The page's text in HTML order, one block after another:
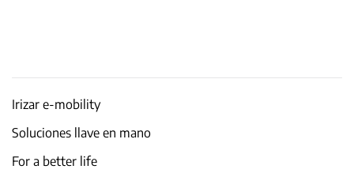
Irizar e-mobility
Soluciones llave en mano
For a better life